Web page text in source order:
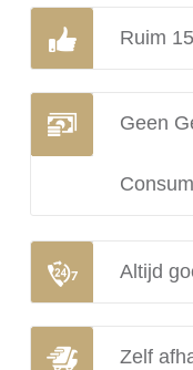
Ruim
Geen
Altijd
Zelf